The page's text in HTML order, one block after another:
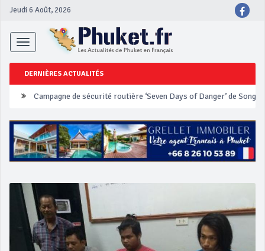
Jeudi 6 Août, 2026
Toggle
navigation
DERNIÈRES ACTUALITÉS
Un touriste français blessé en se faisant arracher son collier en
Phuket Peranakan Festival
‘Phuket Eye’ assurera la sécurité pendant Songkran
Campagne de sécurité routière ‘Seven Days of Danger’ de